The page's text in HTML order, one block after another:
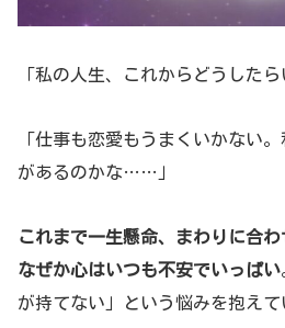
「私の人生、これからどうした
「仕事も恋愛もうまくいかない
があるのかな……」
これまで一生懸命、まわりに合わ
なぜか心はいつも不安でいっぱい
が持てない」という悩みを抱えて